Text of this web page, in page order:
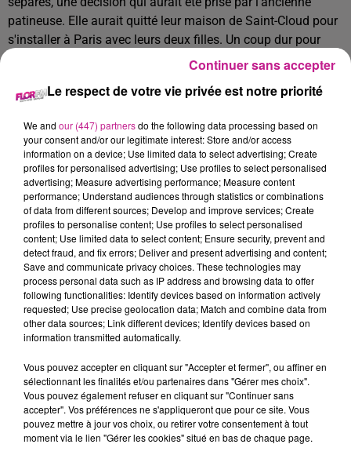
patineuse. Elle aurait quitté leur maison de Saint-Cloud pour
s'installer à Paris avec leurs deux filles. Un coup dur pour
l'acteur oscarisé, bien que des tensions au sein du couple
Reste à savoir si cette rumeur sera confirmée
TITRES DIFFUSÉS Voir plus
17h51
17h51
JULIEN DORE
17h49
17h49
JAMES HYPE
17h45
17h45
17h37
17h37 17h34
17h34 17h31
17h31
Le respect de votre vie privée est notre priorité
We and our (447) partnersdo the following data processing based on
your consent and/or our legitimate interest: Store and/or access
information on a device; Use limited data to select advertising; Create
profiles for personalised advertising; Use profiles to select personalised
advertising; Measure advertising performance; Measure content
performance; Understand audiences through statistics or combinations
of data from different sources; Develop and improve services; Create
profiles to personalise content; Use profiles to select personalised
content; Use limited data to select content; Ensure security, prevent and
detect fraud, and fix errors; Deliver and present advertising and content;
Save and communicate privacy choices. These technologies may
process personal data such as IP address and browsing data to offer
following functionalities: Identify devices based on information actively
requested; Use precise geolocation data; Match and combine data from
other data sources; Link different devices; Identify devices based on
information transmitted automatically.
Vous pouvez accepter en cliquant sur "Accepter et fermer", ou affiner en
sélectionnant les finalités et/ou partenaires dans "Gérer mes choix".
Vous pouvez également refuser en cliquant sur "Continuer sans
accepter". Vos préférences ne s'appliqueront que pour ce site. Vous
pouvez mettre à jour vos choix, ou retirer votre consentement à tout
moment via le lien "Gérer les cookies" situé en bas de chaque page.
Continuer sans accepter